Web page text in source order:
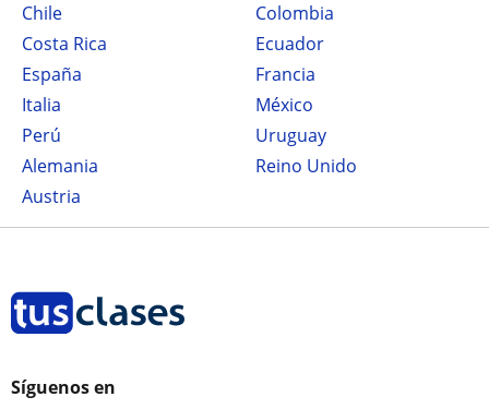
Chile
Colombia
Costa Rica
Ecuador
España
Francia
Italia
México
Perú
Uruguay
Alemania
Reino Unido
Austria
Síguenos en